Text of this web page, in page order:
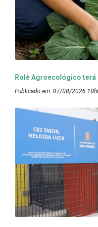
Rolê Agroecológico terá
Publicado em: 07/08/2026